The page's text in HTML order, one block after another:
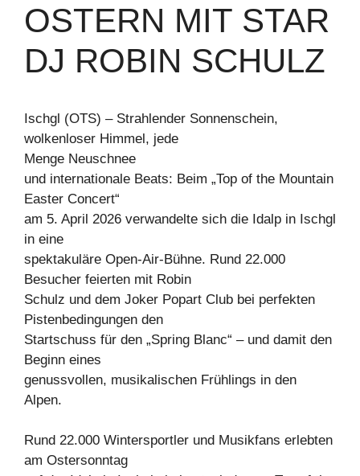
OSTERN MIT STAR
DJ ROBIN SCHULZ
Ischgl (OTS) – Strahlender Sonnenschein,
wolkenloser Himmel, jede
Menge Neuschnee
und internationale Beats: Beim „Top of the Mountain
Easter Concert“
am 5. April 2026 verwandelte sich die Idalp in Ischgl
in eine
spektakuläre Open-Air-Bühne. Rund 22.000
Besucher feierten mit Robin
Schulz und dem Joker Popart Club bei perfekten
Pistenbedingungen den
Startschuss für den „Spring Blanc“ – und damit den
Beginn eines
genussvollen, musikalischen Frühlings in den
Alpen.
Rund 22.000 Wintersportler und Musikfans erlebten
am Ostersonntag